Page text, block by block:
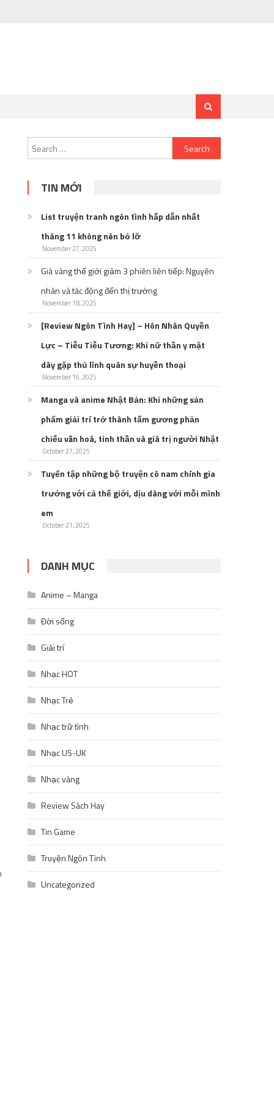
Search
for:
TIN MỚI
List truyện tranh ngôn tình hấp dẫn nhất
tháng 11 không nên bỏ lỡ
November 27, 2025
Giá vàng thế giới giảm 3 phiên liên tiếp: Nguyên
nhân và tác động đến thị trường
November 18, 2025
[Review Ngôn Tình Hay] – Hôn Nhân Quyền
Lực – Tiễu Tiễu Tương: Khi nữ thần y mặt
dày gặp thủ lĩnh quân sự huyền thoại
November 16, 2025
Manga và anime Nhật Bản: Khi những sản
phẩm giải trí trở thành tấm gương phản
chiếu văn hoá, tinh thần và giá trị người Nhật
October 27, 2025
Tuyển tập những bộ truyện có nam chính gia
trưởng với cả thế giới, dịu dàng với mỗi mình
em
October 21, 2025
DANH MỤC
Anime – Manga
Đời sống
Giải trí
Nhạc HOT
Nhạc Trẻ
Nhạc trữ tình
Nhạc US-UK
Nhạc vàng
Review Sách Hay
Tin Game
Truyện Ngôn Tình
Uncategorized